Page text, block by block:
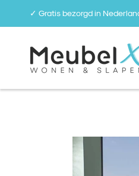
✓ Gratis bezorgd in